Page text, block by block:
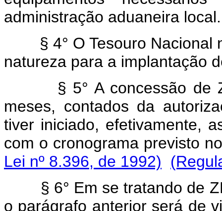
administração aduaneira local.
§ 4° O Tesouro Nacional
natureza para a implantação
§ 5° A concessão de
meses, contados da
tiver iniciado, efetivamente,
com o cronograma previsto
Lei nº 8.396, de 1992)
§ 6° Em se tratando de
o parágrafo anterior será de